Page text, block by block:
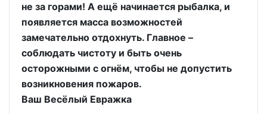
не за горами! А ещё начинается рыбалка, и
появляется масса возможностей
замечательно отдохнуть. Главное –
соблюдать чистоту и быть очень
осторожными с огнём, чтобы не допустить
возникновения пожаров.
Ваш Весёлый Евражка